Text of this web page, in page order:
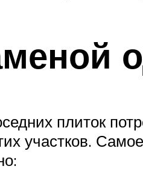
плиток
участков.